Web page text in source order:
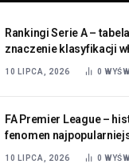
Rankingi Serie A –
znaczenie klasyfikacji
10 LIPCA, 2026 0
FA Premier League –
fenomen
piłkarskiej świata
10 LIPCA, 2026 0